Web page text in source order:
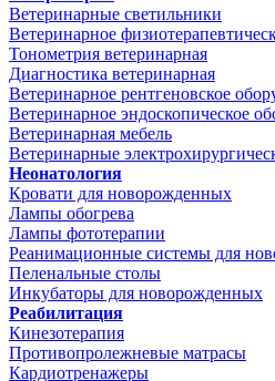
Ветеринарные светильники
Ветеринарное
Тонометрия ветеринарная
Диагностика ветеринарная
Ветеринарное рентгеновское
Ветеринарное эндоскопическое
Ветеринарная мебель
Ветеринарные
Неонатология
Кровати для новорожденных
Лампы обогрева
Лампы фототерапии
Реанимационные системы для
Пеленальные столы
Инкубаторы для новорожденных
Реабилитация
Кинезотерапия
Противопролежневые матрасы
Кардиотренажеры